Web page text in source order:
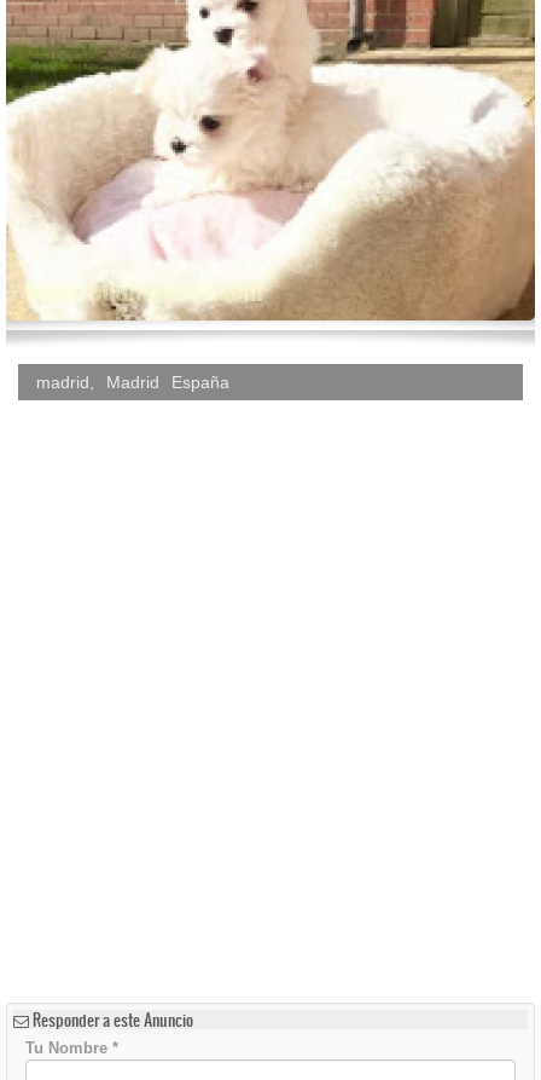
madrid Madrid España
Responder a este Anuncio
Tu Nombre *